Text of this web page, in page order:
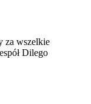
za wszelkie
Dilego